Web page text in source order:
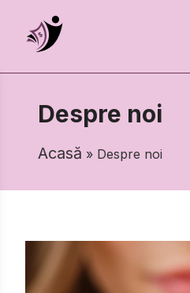
Despre noi
Acasă » Despre noi